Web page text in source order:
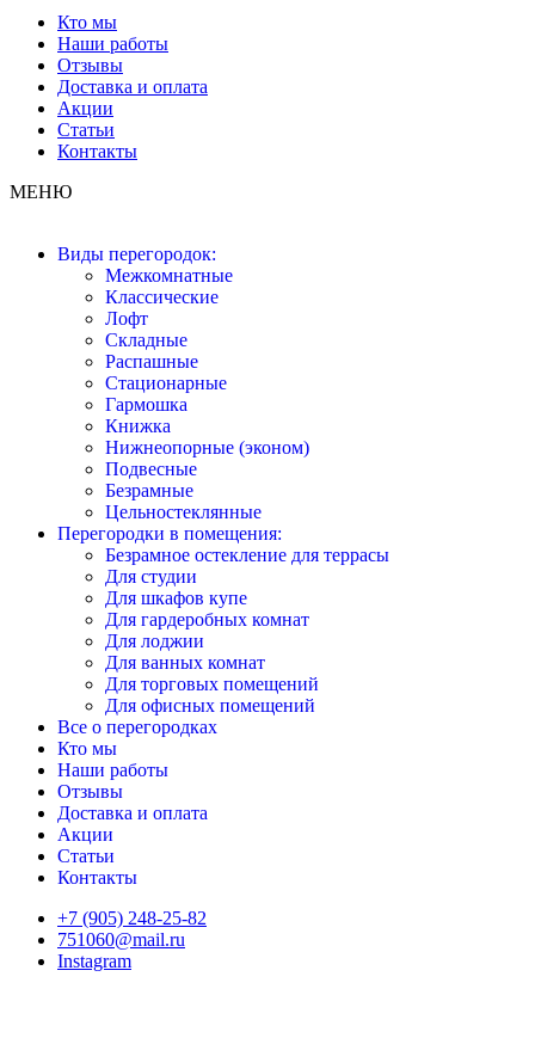
Кто мы
Наши работы
Отзывы
Доставка и оплата
Акции
Статьи
Контакты
МЕНЮ
Виды перегородок:
Межкомнатные
Классические
Лофт
Складные
Распашные
Стационарные
Гармошка
Книжка
Нижнеопорные (эконом)
Подвесные
Безрамные
Цельностеклянные
Перегородки в помещения:
Безрамное остекление для террасы
Для студии
Для шкафов купе
Для гардеробных комнат
Для лоджии
Для ванных комнат
Для торговых помещений
Для офисных помещений
Все о перегородках
Кто мы
Наши работы
Отзывы
Доставка и оплата
Акции
Статьи
Контакты
+7 (905) 248-25-82
751060@mail.ru
Instagram